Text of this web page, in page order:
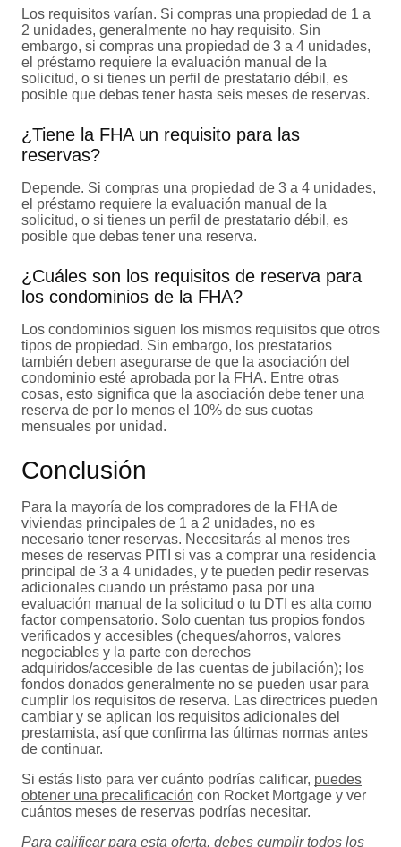
Los requisitos varían. Si compras una propiedad de 1 a
2 unidades, generalmente no hay requisito. Sin
embargo, si compras una propiedad de 3 a 4 unidades,
el préstamo requiere la evaluación manual de la
solicitud, o si tienes un perfil de prestatario débil, es
posible que debas tener hasta seis meses de reservas.
¿Tiene la FHA un requisito para las
reservas?
Depende. Si compras una propiedad de 3 a 4 unidades,
el préstamo requiere la evaluación manual de la
solicitud, o si tienes un perfil de prestatario débil, es
posible que debas tener una reserva.
¿Cuáles son los requisitos de reserva para
los condominios de la FHA?
Los condominios siguen los mismos requisitos que otros
tipos de propiedad. Sin embargo, los prestatarios
también deben asegurarse de que la asociación del
condominio esté aprobada por la FHA. Entre otras
cosas, esto significa que la asociación debe tener una
reserva de por lo menos el 10% de sus cuotas
mensuales por unidad.
Conclusión
Para la mayoría de los compradores de la FHA de
viviendas principales de 1 a 2 unidades, no es
necesario tener reservas. Necesitarás al menos tres
meses de reservas PITI si vas a comprar una residencia
principal de 3 a 4 unidades, y te pueden pedir reservas
adicionales cuando un préstamo pasa por una
evaluación manual de la solicitud o tu DTI es alta como
factor compensatorio. Solo cuentan tus propios fondos
verificados y accesibles (cheques/ahorros, valores
negociables y la parte con derechos
adquiridos/accesible de las cuentas de jubilación); los
fondos donados generalmente no se pueden usar para
cumplir los requisitos de reserva. Las directrices pueden
cambiar y se aplican los requisitos adicionales del
prestamista, así que confirma las últimas normas antes
de continuar.
Si estás listo para ver cuánto podrías calificar, puedes
obtener una precalificación con Rocket Mortgage y ver
cuántos meses de reservas podrías necesitar.
Para calificar para esta oferta, debes cumplir todos los